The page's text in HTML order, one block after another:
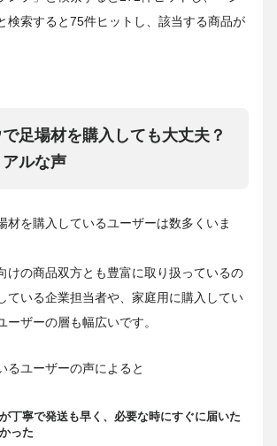
検索すると75件ヒットし、該当する商品が
足場材を購入しても大丈夫？
ルな声
材を購入しているユーザーは数多くいま
けの商品双方とも豊富に取り扱っているの
ている企業担当者や、家庭用に購入してい
ーザーの層も幅広いです。
るユーザーの声によると
丁寧で発送も早く、必要な時にすぐに届いた
った